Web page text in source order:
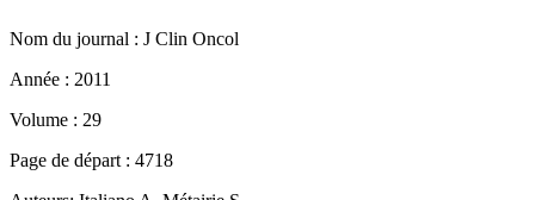
Nom du journal : J Clin Oncol
Année : 2011
Volume : 29
Page de départ : 4718